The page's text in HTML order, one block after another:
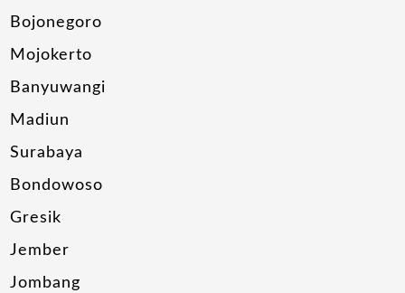
Bojonegoro
Mojokerto
Banyuwangi
Madiun
Surabaya
Bondowoso
Gresik
Jember
Jombang